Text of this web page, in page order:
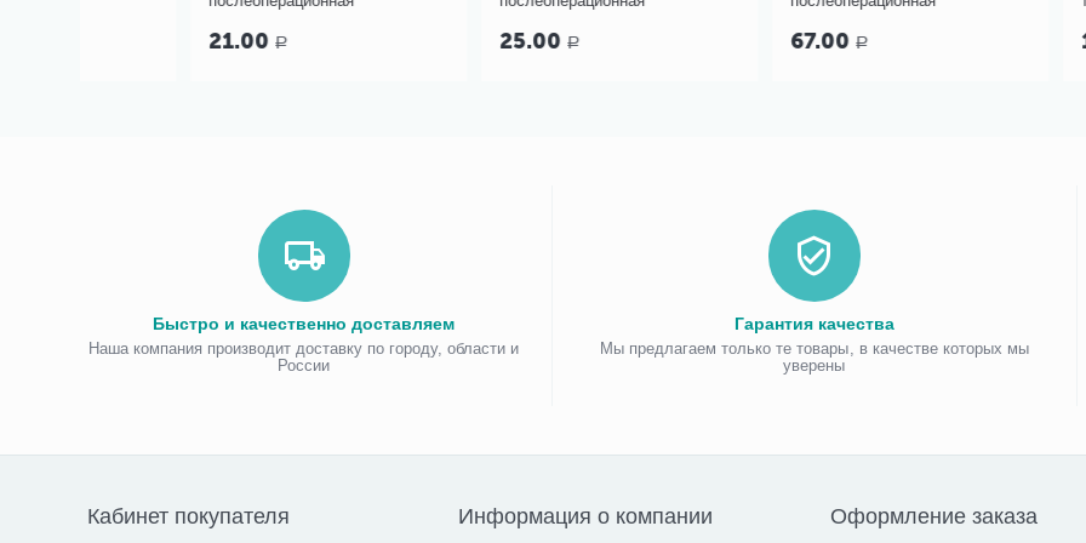
Быстро и качественно доставляем
Наша компания производит доставку по городу, области и
России
Гарантия качества
Мы предлагаем только те товары, в качестве которых мы
уверены
Кабинет покупателя Информация о компании Оформление заказа